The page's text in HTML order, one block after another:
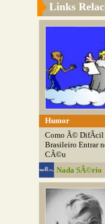
Links
Humor
Como Ã© DifÃ­cil
Brasileiro Entrar
CÃ©u
Nada SÃ©rio